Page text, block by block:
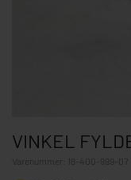
VINKEL
18-400-999-07